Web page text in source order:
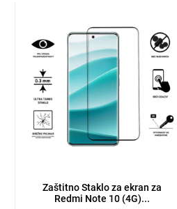
Zaštitno Staklo za ekran za
Redmi Note 10 (4G)...